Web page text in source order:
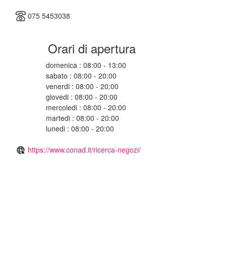
075 5453038
Orari di apertura
domenica : 08:00 - 13:00
sabato : 08:00 - 20:00
venerdi : 08:00 - 20:00
giovedi : 08:00 - 20:00
mercoledi : 08:00 - 20:00
martedi : 08:00 - 20:00
lunedi : 08:00 - 20:00
https://www.conad.it/ricerca-negozi/